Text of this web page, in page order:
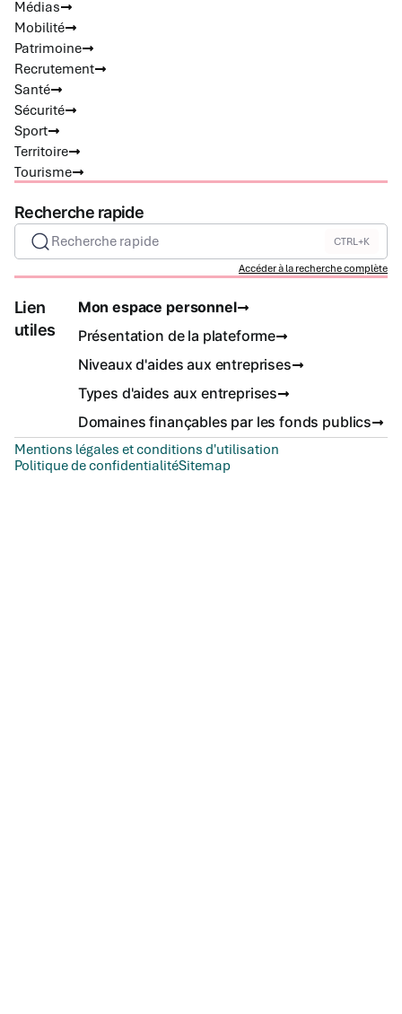
Médias
Mobilité
Patrimoine
Recrutement
Santé
Sécurité
Sport
Territoire
Tourisme
Recherche rapide
Recherche rapide CTRL+K
Accéder à la recherche complète
Lien
utiles
Mon espace personnel
Présentation de la plateforme
Niveaux d'aides aux entreprises
Types d'aides aux entreprises
Domaines finançables par les fonds publics
Mentions légales et conditions d'utilisation
Politique de confidentialitéSitemap